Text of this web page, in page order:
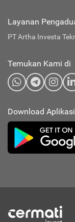
Layanan
PT Artha Investa
Temukan Kami di
Download